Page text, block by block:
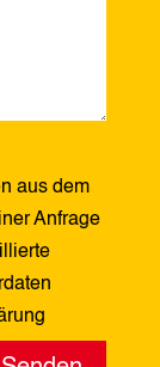
aus dem
Anfrage